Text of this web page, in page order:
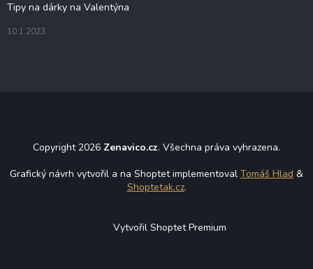
Tipy na dárky na Valentýna
10.1.2023
Copyright 2026 Zenavico.cz. Všechna práva vyhrazena.
Grafický návrh vytvořil a na Shoptet implementoval Tomáš Hlad &
Shoptetak.cz.
Vytvořil Shoptet Premium